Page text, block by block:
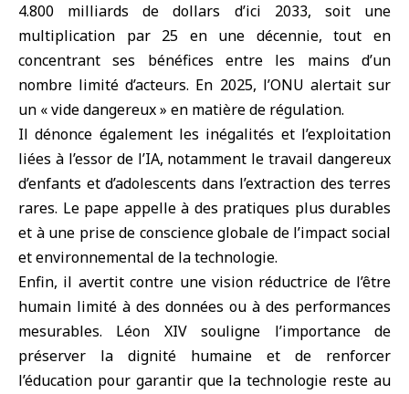
4.800 milliards de dollars d’ici 2033, soit une
multiplication par 25 en une décennie, tout en
concentrant ses bénéfices entre les mains d’un
nombre limité d’acteurs. En 2025, l’ONU alertait sur
un « vide dangereux » en matière de régulation.
Il dénonce également les inégalités et l’exploitation
liées à l’essor de l’IA, notamment le travail dangereux
d’enfants et d’adolescents dans l’extraction des terres
rares. Le pape appelle à des pratiques plus durables
et à une prise de conscience globale de l’impact social
et environnemental de la technologie.
Enfin, il avertit contre une vision réductrice de l’être
humain limité à des données ou à des performances
mesurables. Léon XIV souligne l’importance de
préserver la dignité humaine et de renforcer
l’éducation pour garantir que la technologie reste au